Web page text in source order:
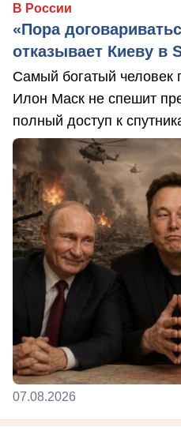
В России
«Пора
отказывает Киеву в
Самый богатый человек
Илон Маск не спешит
полный доступ к
07.08.2026